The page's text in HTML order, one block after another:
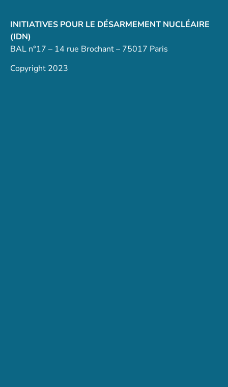
INITIATIVES POUR LE DÉSARMEMENT NUCLÉAIRE
(IDN)
BAL n°17 – 14 rue Brochant – 75017 Paris
Copyright 2023